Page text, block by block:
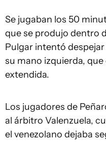
Se jugaban los 50
que se produjo dentro
Pulgar intentó
su mano izquierda,
extendida.
Los jugadores de
al árbitro Valenzuela,
el venezolano dejaba